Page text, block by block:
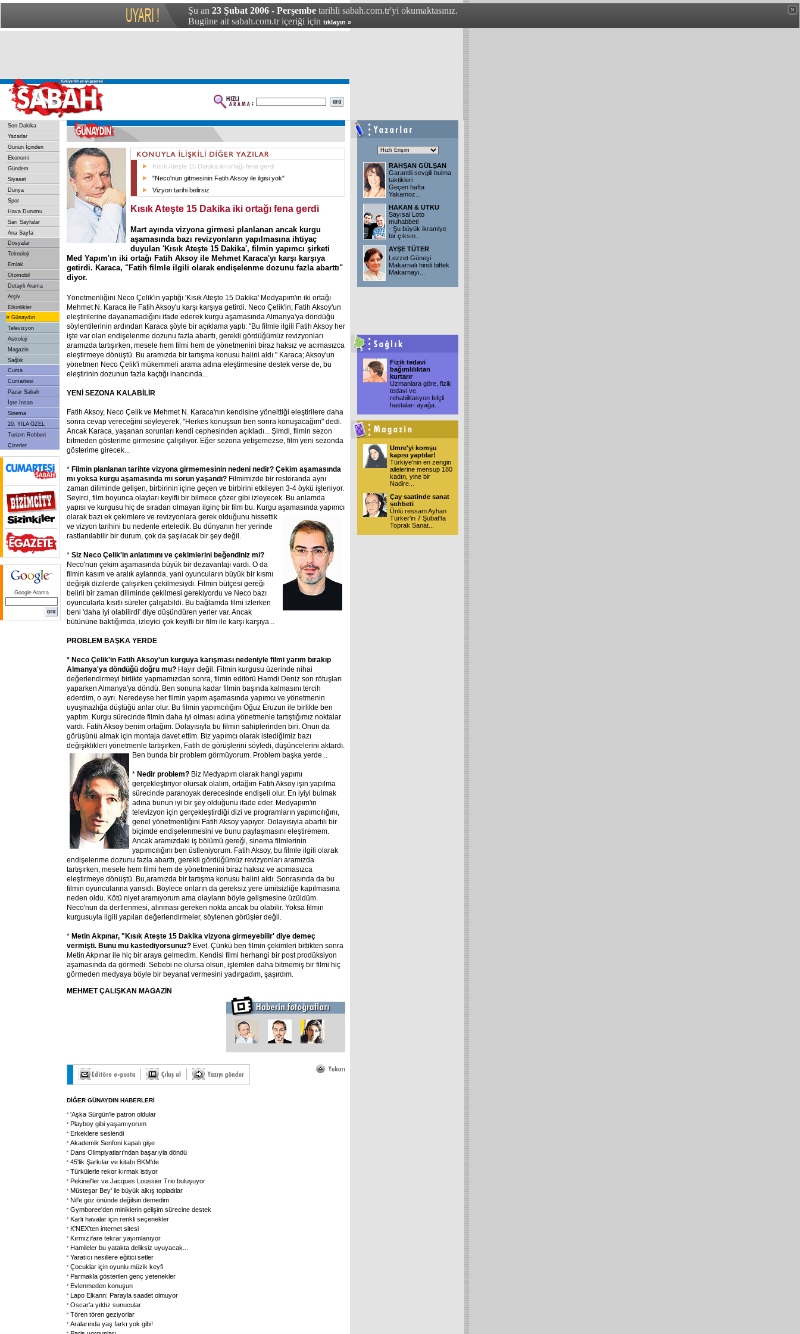
Şu an 23 Şubat 2006 - Perşembe tarihli sabah.com.tr'yi okumaktasınız.
Bugüne ait sabah.com.tr içeriği için tıklayın »
Son Dakika
Yazarlar
Günün İçinden
Ekonomi
Gündem
Siyaset
Dünya
Spor
Hava Durumu
Sarı Sayfalar
Ana Sayfa
Dosyalar
Teknoloji
Emlak
Otomobil
Detaylı Arama
Arşiv
Etkinlikler
» Günaydın
Televizyon
Astroloji
Magazin
Sağlık
Cuma
Cumartesi
Pazar Sabah
İşte İnsan
Sinema
20. YILA ÖZEL
Turizm Rehberi
Çizerler
Google Arama
Kısık Ateşte 15 Dakika iki ortağı fena gerdi
"Neco'nun gitmesinin Fatih Aksoy ile ilgisi yok"
Vizyon tarihi belirsiz
Kısık Ateşte 15 Dakika iki ortağı fena gerdi
Mart ayında vizyona girmesi planlanan ancak kurgu
aşamasında bazı revizyonların yapılmasına ihtiyaç
duyulan 'Kısık Ateşte 15 Dakika', filmin yapımcı şirketi
Med Yapım'ın iki ortağı Fatih Aksoy ile Mehmet Karaca'yı karşı karşıya
getirdi. Karaca, "Fatih filmle ilgili olarak endişelenme dozunu fazla abarttı"
diyor.
Yönetmenliğini Neco Çelik'in yaptığı 'Kısık Ateşte 15 Dakika' Medyapım'ın iki ortağı
Mehmet N. Karaca ile Fatih Aksoy'u karşı karşıya getirdi. Neco Çelik'in; Fatih Aksoy'un
eleştirilerine dayanamadığını ifade ederek kurgu aşamasında Almanya'ya döndüğü
söylentilerinin ardından Karaca şöyle bir açıklama yaptı: "Bu filmle ilgili Fatih Aksoy her
işte var olan endişelenme dozunu fazla abarttı, gerekli gördüğümüz revizyonları
aramızda tartışırken, mesele hem filmi hem de yönetmenini biraz haksız ve acımasızca
eleştirmeye dönüştü. Bu aramızda bir tartışma konusu halini aldı." Karaca; Aksoy'un
yönetmen Neco Çelik'i mükemmeli arama adına eleştirmesine destek verse de, bu
eleştirinin dozunun fazla kaçtığı inancında...
YENİ SEZONA KALABİLİR
Fatih Aksoy, Neco Çelik ve Mehmet N. Karaca'nın kendisine yönelttiği eleştirilere daha
sonra cevap vereceğini söyleyerek, "Herkes konuşsun ben sonra konuşacağım" dedi.
Ancak Karaca, yaşanan sorunları kendi cephesinden açıkladı... Şimdi, filmin sezon
bitmeden gösterime girmesine çalışılıyor. Eğer sezona yetişemezse, film yeni sezonda
gösterime girecek...
* Filmin planlanan tarihte vizyona girmemesinin nedeni nedir? Çekim aşamasında
mı yoksa kurgu aşamasında mı sorun yaşandı? Filmimizde bir restoranda aynı
zaman diliminde gelişen, birbirinin içine geçen ve birbirini etkileyen 3-4 öykü işleniyor.
Seyirci, film boyunca olayları keyifli bir bilmece çözer gibi izleyecek. Bu anlamda
yapısı ve kurgusu hiç de sıradan olmayan ilginç bir film bu. Kurgu aşamasında yapımcı
olarak bazı ek çekimlere ve revizyonlara gerek olduğunu hissettik
ve vizyon tarihini bu nedenle erteledik. Bu dünyanın her yerinde
rastlanılabilir bir durum, çok da şaşılacak bir şey değil.
* Siz Neco Çelik'in anlatımını ve çekimlerini beğendiniz mi?
Neco'nun çekim aşamasında büyük bir dezavantajı vardı. O da
filmin kasım ve aralık aylarında, yani oyuncuların büyük bir kısmı
değişik dizilerde çalışırken çekilmesiydi. Filmin bütçesi gereği
belirli bir zaman diliminde çekilmesi gerekiyordu ve Neco bazı
oyuncularla kısıtlı süreler çalışabildi. Bu bağlamda filmi izlerken
beni 'daha iyi olabilirdi' diye düşündüren yerler var. Ancak
bütününe baktığımda, izleyici çok keyifli bir film ile karşı karşıya...
PROBLEM BAŞKA YERDE
* Neco Çelik'in Fatih Aksoy'un kurguya karışması nedeniyle filmi yarım bırakıp
Almanya'ya döndüğü doğru mu? Hayır değil. Filmin kurgusu üzerinde nihai
değerlendirmeyi birlikte yapmamızdan sonra, filmin editörü Hamdi Deniz son rötuşları
yaparken Almanya'ya döndü. Ben sonuna kadar filmin başında kalmasını tercih
ederdim, o ayrı. Neredeyse her filmin yapım aşamasında yapımcı ve yönetmenin
uyuşmazlığa düştüğü anlar olur. Bu filmin yapımcılığını Oğuz Eruzun ile birlikte ben
yaptım. Kurgu sürecinde filmin daha iyi olması adına yönetmenle tartıştığımız noktalar
vardı. Fatih Aksoy benim ortağım. Dolayısıyla bu filmin sahiplerinden biri. Onun da
görüşünü almak için montaja davet ettim. Biz yapımcı olarak istediğimiz bazı
değişiklikleri yönetmenle tartışırken, Fatih de görüşlerini söyledi, düşüncelerini aktardı.
Ben bunda bir problem görmüyorum. Problem başka yerde...
* Nedir problem? Biz Medyapım olarak hangi yapımı
gerçekleştiriyor olursak olalım, ortağım Fatih Aksoy işin yapılma
sürecinde paranoyak derecesinde endişeli olur. En iyiyi bulmak
adına bunun iyi bir şey olduğunu ifade eder. Medyapım'ın
televizyon için gerçekleştirdiği dizi ve programların yapımcılığını,
genel yönetmenliğini Fatih Aksoy yapıyor. Dolayısıyla abartılı bir
biçimde endişelenmesini ve bunu paylaşmasını eleştiremem.
Ancak aramızdaki iş bölümü gereği, sinema filmlerinin
yapımcılığını ben üstleniyorum. Fatih Aksoy, bu filmle ilgili olarak
endişelenme dozunu fazla abarttı, gerekli gördüğümüz revizyonları aramızda
tartışırken, mesele hem filmi hem de yönetmenini biraz haksız ve acımasızca
eleştirmeye dönüştü. Bu,aramızda bir tartışma konusu halini aldı. Sonrasında da bu
filmin oyuncularına yansıdı. Böylece onların da gereksiz yere ümitsizliğe kapılmasına
neden oldu. Kötü niyet aramıyorum ama olayların böyle gelişmesine üzüldüm.
Neco'nun da dertlenmesi, alınması gereken nokta ancak bu olabilir. Yoksa filmin
kurgusuyla ilgili yapılan değerlendirmeler, söylenen görüşler değil.
* Metin Akpınar, "Kısık Ateşte 15 Dakika vizyona girmeyebilir' diye demeç
vermişti. Bunu mu kastediyorsunuz? Evet. Çünkü ben filmin çekimleri bittikten sonra
Metin Akpınar ile hiç bir araya gelmedim. Kendisi filmi herhangi bir post prodüksiyon
aşamasında da görmedi. Sebebi ne olursa olsun, işlemleri daha bitmemiş bir filmi hiç
görmeden medyaya böyle bir beyanat vermesini yadırgadım, şaşırdım.
MEHMET ÇALIŞKAN MAGAZİN
DİĞER GÜNAYDIN HABERLERİ
'Aşka Sürgün'le patron oldular
Playboy gibi yaşamıyorum
Erkeklere seslendi
Akademik Senfoni kapalı gişe
Dans Olimpiyatları'ndan başarıyla döndü
45'lik Şarkılar ve kitabı BKM'de
Türkülerle rekor kırmak istiyor
Pekinel'ler ve Jacques Loussier Trio buluşuyor
Müsteşar Bey' ile büyük alkış topladılar
Nil'e göz önünde değilsin demedim
Gymboree'den miniklerin gelişim sürecine destek
Karlı havalar için renkli seçenekler
K'NEX'ten internet sitesi
Kırmızıfare tekrar yayımlanıyor
Hamileler bu yatakta deliksiz uyuyacak...
Yaratıcı nesillere eğitici setler
Çocuklar için oyunlu müzik keyfi
Parmakla gösterilen genç yetenekler
Evlenmeden konuşun
Lapo Elkann: Parayla saadet olmuyor
Oscar'a yıldız sunucular
Tören tören geziyorlar
Aralarında yaş farkı yok gibi!
RAHŞAN GÜLŞAN
Garantili sevgili bulma
taktikleri
Geçen hafta
Yakamoz
HAKAN & UTKU
Sayısal Loto
muhabbeti
- Şu büyük ikramiye
bir çıksın
AYŞE TÜTER
Lezzet Güneşi
Makarnalı hindi biftek
Makarnayı
Fizik tedavi
bağımlılıktan
kurtarır
Uzmanlara göre, fizik
tedavi ve
rehabilitasyon felçli
hastaları ayağa
Umre'yi komşu
kapısı yaptılar!
Türkiye'nin en zengin
ailelerine mensup 180
kadın, yine bir
Nadire
Çay saatinde sanat
sohbeti
Ünlü ressam Ayhan
Türker'in 7 Şubat'ta
Toprak Sanat